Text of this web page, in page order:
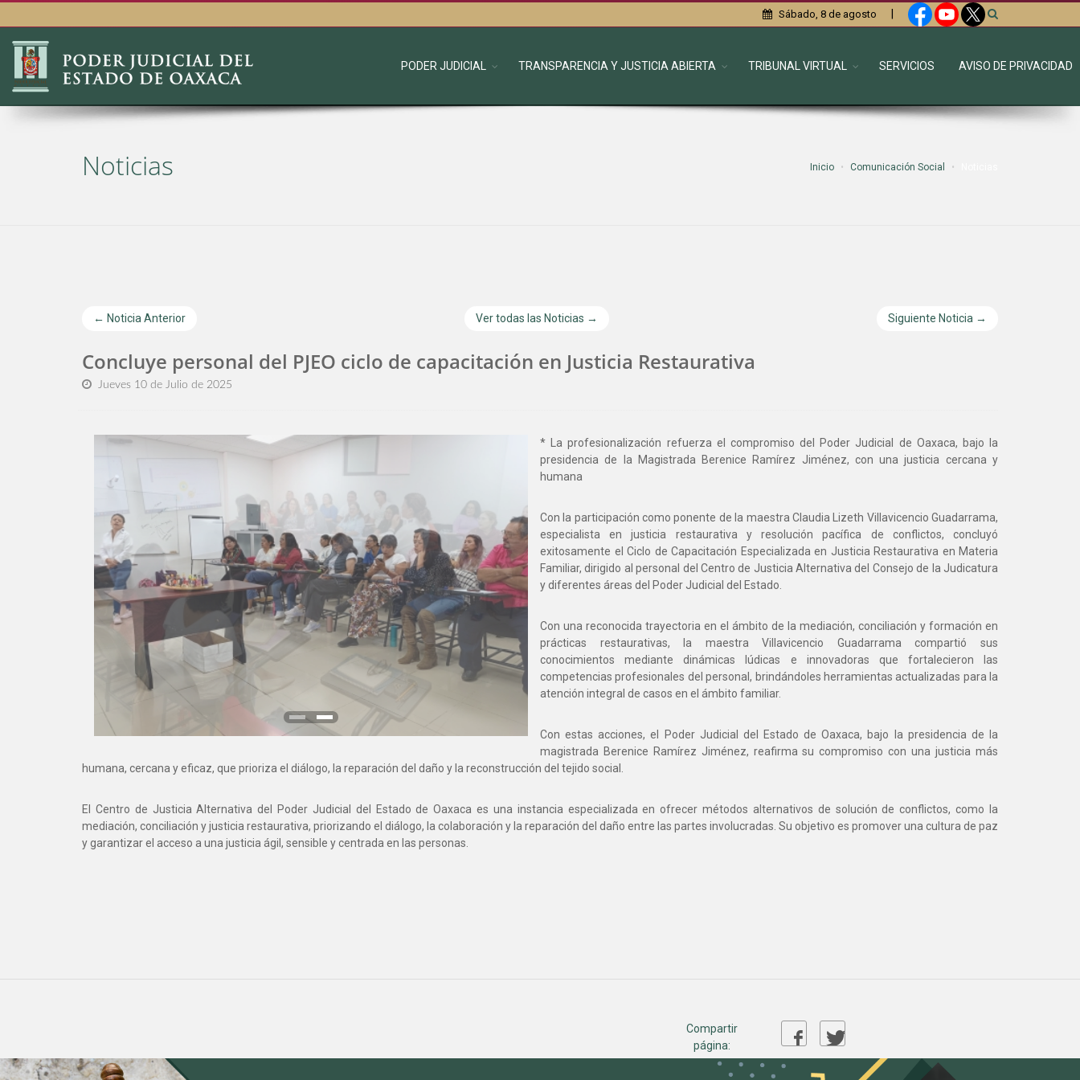
Sábado, 8 de agosto
PODER JUDICIAL TRANSPARENCIA Y JUSTICIA ABIERTA TRIBUNAL VIRTUAL SERVICIOS AVISO DE PRIVACIDAD
Noticias Inicio Comunicación Social
← Noticia Anterior Siguiente Noticia →
Ver todas las Noticias →
Concluye personal del PJEO ciclo de capacitación en Justicia Restaurativa
Jueves 10 de Julio de 2025
* La profesionalización refuerza el compromiso del Poder Judicial de Oaxaca, bajo la
presidencia de la Magistrada Berenice Ramírez Jiménez, con una justicia cercana y
humana
Con la participación como ponente de la maestra Claudia Lizeth Villavicencio Guadarrama,
especialista en justicia restaurativa y resolución pacífica de conflictos, concluyó
exitosamente el Ciclo de Capacitación Especializada en Justicia Restaurativa en Materia
Familiar, dirigido al personal del Centro de Justicia Alternativa del Consejo de la Judicatura
y diferentes áreas del Poder Judicial del Estado.
Con una reconocida trayectoria en el ámbito de la mediación, conciliación y formación en
prácticas restaurativas, la maestra Villavicencio Guadarrama compartió sus
conocimientos mediante dinámicas lúdicas e innovadoras que fortalecieron las
competencias profesionales del personal, brindándoles herramientas actualizadas para la
atención integral de casos en el ámbito familiar.
Con estas acciones, el Poder Judicial del Estado de Oaxaca, bajo la presidencia de la
magistrada Berenice Ramírez Jiménez, reafirma su compromiso con una justicia más
humana, cercana y eficaz, que prioriza el diálogo, la reparación del daño y la reconstrucción del tejido social.
El Centro de Justicia Alternativa del Poder Judicial del Estado de Oaxaca es una instancia especializada en ofrecer métodos alternativos de solución de conflictos, como la
mediación, conciliación y justicia restaurativa, priorizando el diálogo, la colaboración y la reparación del daño entre las partes involucradas. Su objetivo es promover una cultura de paz
y garantizar el acceso a una justicia ágil, sensible y centrada en las personas.
Compartir
página: